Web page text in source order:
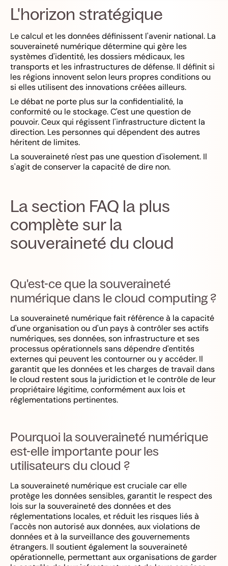
L'horizon stratégique
Le calcul et les données définissent l'avenir national. La
souveraineté numérique détermine qui gère les
systèmes d'identité, les dossiers médicaux, les
transports et les infrastructures de défense. Il définit si
les régions innovent selon leurs propres conditions ou
si elles utilisent des innovations créées ailleurs.
Le débat ne porte plus sur la confidentialité, la
conformité ou le stockage. C'est une question de
pouvoir. Ceux qui régissent l'infrastructure dictent la
direction. Les personnes qui dépendent des autres
héritent de limites.
La souveraineté n'est pas une question d'isolement. Il
s'agit de conserver la capacité de dire non.
La section FAQ la plus
complète sur la
souveraineté du cloud
Qu'est-ce que la souveraineté
numérique dans le cloud computing ?
La souveraineté numérique fait référence à la capacité
d'une organisation ou d'un pays à contrôler ses actifs
numériques, ses données, son infrastructure et ses
processus opérationnels sans dépendre d'entités
externes qui peuvent les contourner ou y accéder. Il
garantit que les données et les charges de travail dans
le cloud restent sous la juridiction et le contrôle de leur
propriétaire légitime, conformément aux lois et
réglementations pertinentes.
Pourquoi la souveraineté numérique
est-elle importante pour les
utilisateurs du cloud ?
La souveraineté numérique est cruciale car elle
protège les données sensibles, garantit le respect des
lois sur la souveraineté des données et des
réglementations locales, et réduit les risques liés à
l'accès non autorisé aux données, aux violations de
données et à la surveillance des gouvernements
étrangers. Il soutient également la souveraineté
opérationnelle, permettant aux organisations de garder